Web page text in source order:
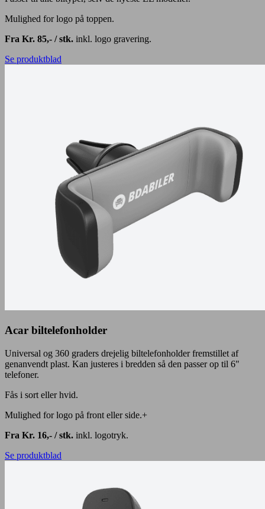
Mulighed for logo på toppen.
Fra Kr. 85,- / stk. inkl. logo gravering.
Se produktblad
Acar biltelefonholder
Universal og 360 graders drejelig biltelefonholder fremstillet af
genanvendt plast. Kan justeres i bredden så den passer op til 6"
telefoner.
Fås i sort eller hvid.
Mulighed for logo på front eller side.+
Fra Kr. 16,- / stk. inkl. logotryk.
Se produktblad